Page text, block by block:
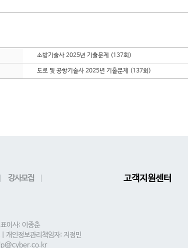
소방기술사 2025년 기출문제 (137회)
도로 및 공항기술사 2025년 기출문제 (137회)
강사모집
이사: 이종춘
인정보관리책임자: 지정민
고객지원센터